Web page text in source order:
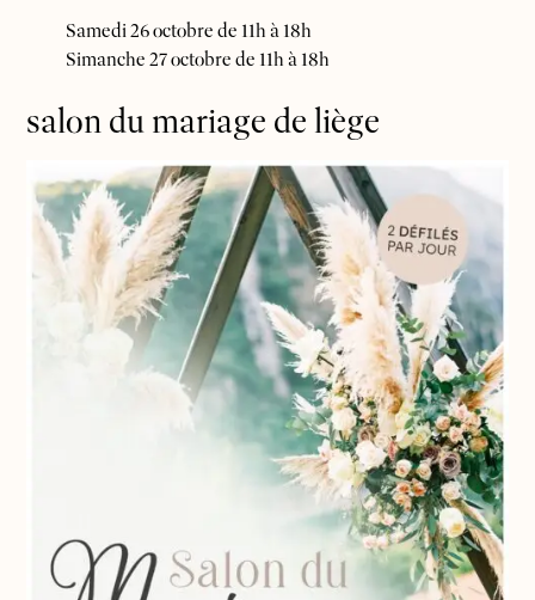
Samedi 26 octobre de 11h à 18h
Simanche 27 octobre de 11h à 18h
salon du mariage de liège